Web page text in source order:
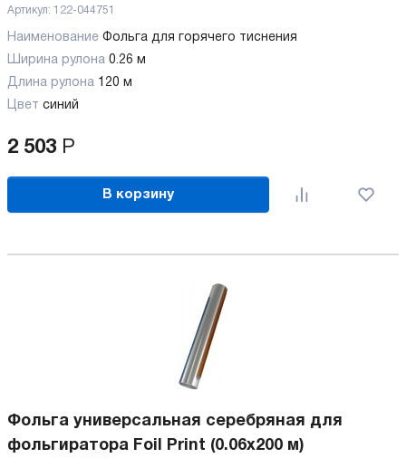
Артикул: 122-044751
Наименование Фольга для горячего тиснения
Ширина рулона 0.26 м
Длина рулона 120 м
Цвет синий
2 503 Р
В корзину
Фольга универсальная серебряная для
фольгиратора Foil Print (0.06x200 м)